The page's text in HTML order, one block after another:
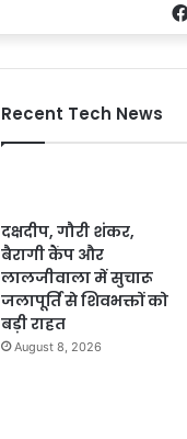
Recent Tech News
दक्षदीप, गौरी शंकर,
बैरागी कैंप और
लालजीवाला में सुचारू
जलापूर्ति से शिवभक्तों को
बड़ी राहत
August 8, 2026